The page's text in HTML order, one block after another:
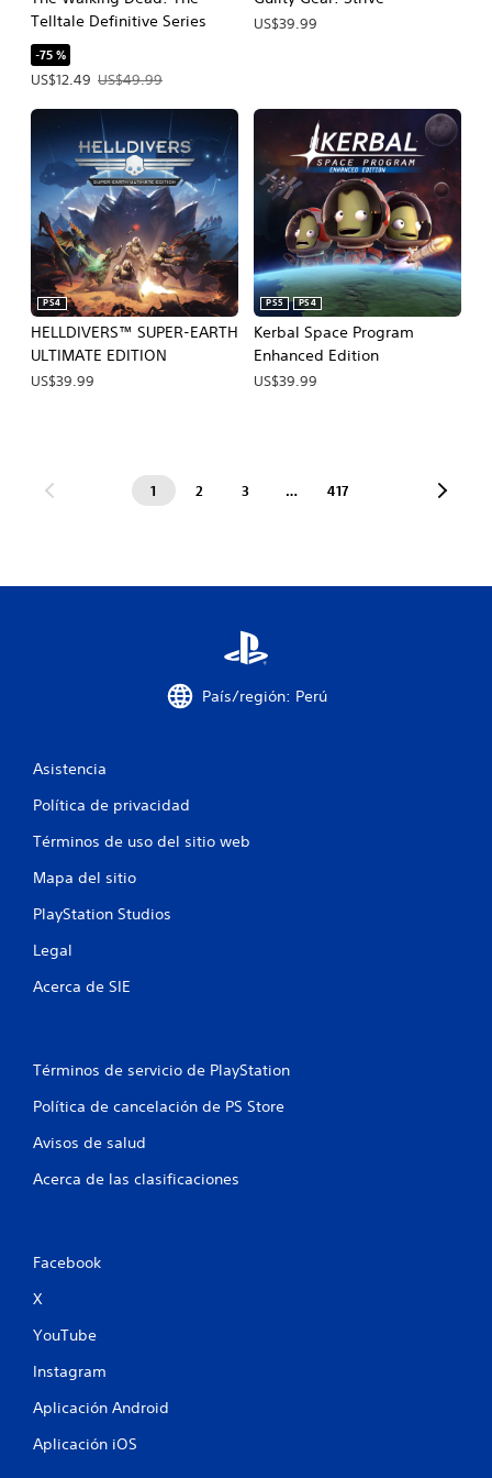
Telltale Definitive Series
-75 %
US$12.49
Precio de la oferta: US$12.49. Precio original: US$49.99.
US$49.99
US$39.99
HELLDIVERS™ SUPER-EARTH
ULTIMATE EDITION
PS4
US$39.99
Kerbal Space Program
Enhanced Edition
PS5 PS4
US$39.99
1 2 3 … 417
País/región: Perú
Asistencia
Política de privacidad
Términos de uso del sitio web
Mapa del sitio
PlayStation Studios
Legal
Acerca de SIE
Términos de servicio de PlayStation
Política de cancelación de PS Store
Avisos de salud
Acerca de las clasificaciones
Facebook
X
YouTube
Instagram
Aplicación Android
Aplicación iOS